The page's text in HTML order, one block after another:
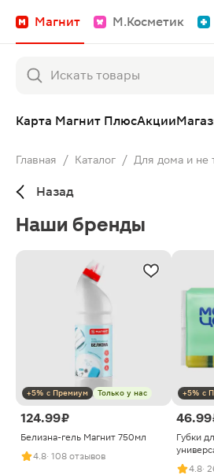
Магнит М.Косметик
Карта Магнит ПлюсАкции
Главная / Каталог / Для дома и не
Назад
Наши бренды
+5% с Премиум Только у нас
124.99 ₽
Белизна-гель Магнит 750мл
4.8· 108 отзывов
+5% с
46.99
Губки
4.8·